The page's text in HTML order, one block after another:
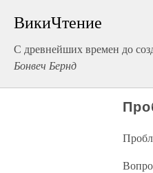
ВикиЧтение
С древнейших времен до
Бонвеч Бернд